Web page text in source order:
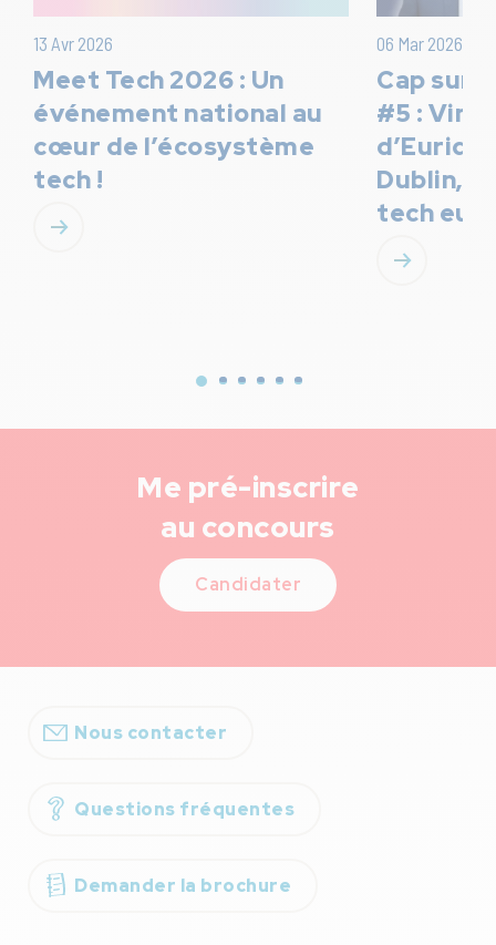
13 Avr 2026
Meet Tech 2026 : Un
événement national au
cœur de l’écosystème
tech !
06 Mar 2026
Cap sur
#5 :
Dublin,
tech
Me pré-inscrire
au concours
Candidater
Nous contacter
Questions fréquentes
Demander la brochure